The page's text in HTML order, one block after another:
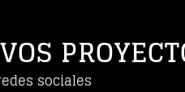
sociales